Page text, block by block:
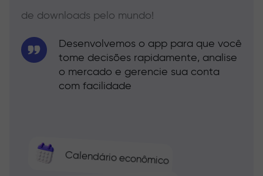
de downloads pelo mundo!
Calendário econômico
Desenvolvemos o app para que você
tome decisões rapidamente, analise
o mercado e gerencie sua conta
com facilidade